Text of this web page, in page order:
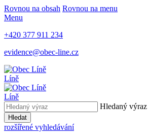
Rovnou na obsah Rovnou na menu
Menu
+420 377 911 234
evidence@obec-line.cz
Líně
Líně
Hledaný výraz
Hledat
rozšířené vyhledávání